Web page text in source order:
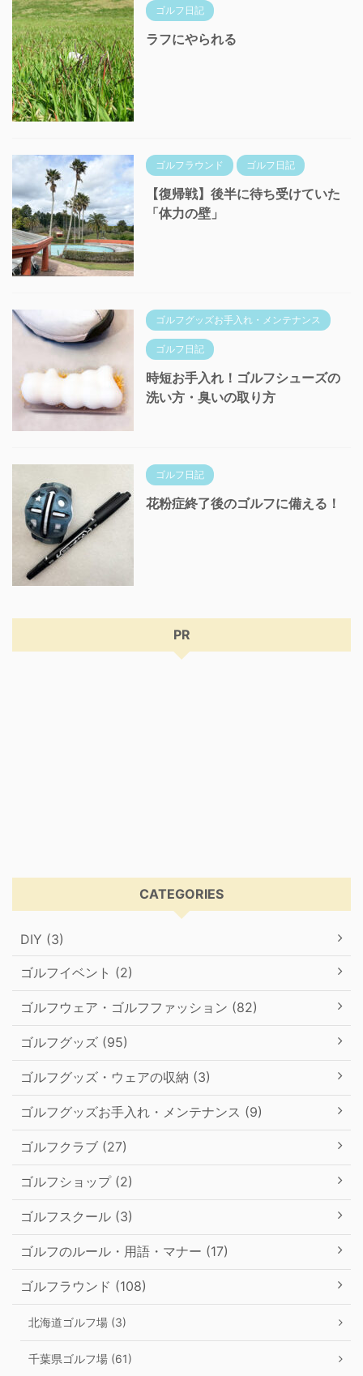
ゴルフ日記
ラフにやられる
ゴルフラウンド ゴルフ日記
【復帰戦】後半に待ち受けていた
「体力の壁」
ゴルフグッズお手入れ・メンテナンス
ゴルフ日記
時短お手入れ！ゴルフシューズの
洗い方・臭いの取り方
ゴルフ日記
花粉症終了後のゴルフに備える！
PR
CATEGORIES
DIY (3)
ゴルフイベント (2)
ゴルフウェア・ゴルフファッション (82)
ゴルフグッズ (95)
ゴルフグッズ・ウェアの収納 (3)
ゴルフグッズお手入れ・メンテナンス (9)
ゴルフクラブ (27)
ゴルフショップ (2)
ゴルフスクール (3)
ゴルフのルール・用語・マナー (17)
ゴルフラウンド (108)
北海道ゴルフ場 (3)
千葉県ゴルフ場 (61)